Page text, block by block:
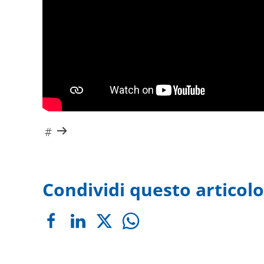
Condividi questo